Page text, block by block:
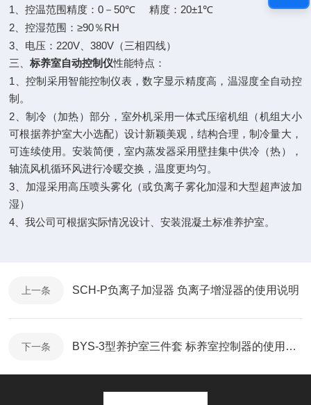
1 、控温范围精度：0 －50℃ 精度： 20±1℃
2 、控湿范围：≥90％RH
3 、电压： 220V 、380V （三相四线）
三、标养室自动控制仪性能特点：
1 、控制采用智能控制仪表，数字显示精度高，温湿度全自动控
制。
2 、制冷（加热）部分，室外机采用一体式压缩机组（机组大小
可根据养护室大小选配）设计新颖美观，结构合理，制冷量大，
可连续使用。安装简便，室内蒸发器采用壁挂集中供冷（热），
轴流风机循环风进行冷暖交换，温度更均匀。
3 、加湿采用高压喷头雾化（或负离子雾化加湿和大型超声波加
湿）
4 、我公司可根据实际情况设计、安装混凝土标准养护室。
上一条 SCH-P负离子加湿器 负离子增湿器的使用说明
下一条 BYS-3型养护室三件套 标养室控制器的使用说明